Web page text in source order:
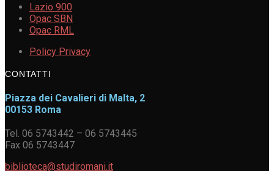
Lazio 900
Opac SBN
Opac RML
Policy Privacy
CONTATTI
Piazza dei Cavalieri di Malta, 2
00153 Roma
Tel. 06 5743442 – 06 5743445
Fax 06 5743447
biblioteca@studiromani.it